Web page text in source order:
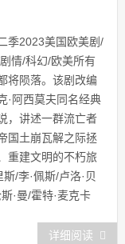
季2023美国欧美剧/
情/科幻/欧美所有
将陨落。该剧改编
·阿西莫夫同名经典
，讲述一群流亡者
国土崩瓦解之际拯
重建文明的不朽旅
/李·佩斯/卢洛·贝
·曼/霍特·麦克卡
详细阅读